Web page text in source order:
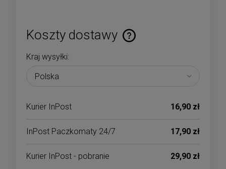
Koszty dostawy
Cena nie zawiera ewentualnych kosztów płatności
Kraj wysyłki:
Kurier InPost 16,90 zł
InPost Paczkomaty 24/7 17,90 zł
Kurier InPost - pobranie 29,90 zł